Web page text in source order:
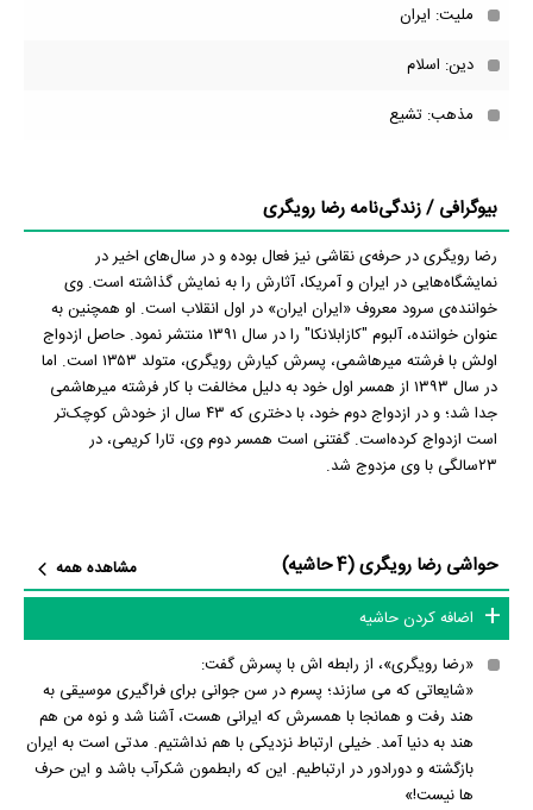
ملیت: ایران
دین: اسلام
مذهب: تشیع
بیوگرافی / زندگی‌نامه رضا رویگری
رضا رویگری در حرفه‌ی نقاشی نیز فعال بوده و در سال‌های اخیر در
نمایشگاه‌هایی در ایران و آمریکا، آثارش را به نمایش گذاشته است. وی
خواننده‌ی سرود معروف «ایران ایران» در اول انقلاب است. او همچنین به
عنوان خواننده، آلبوم "کازابلانکا" را در سال ۱۳۹۱ منتشر نمود. حاصل ازدواج
اولش با فرشته میرهاشمی، پسرش کیارش رویگری، متولد ۱۳۵۳ است. اما
در سال ۱۳۹۳ از همسر اول خود به دلیل مخالفت با کار فرشته میرهاشمی
جدا شد؛ و در ازدواج دوم خود، با دختری که ۴۳ سال از خودش کوچک‌تر
است ازدواج کرده‌است. گفتنی است همسر دوم وی، تارا کریمی، در
۲۳سالگی با وی مزدوج شد.
حواشی رضا رویگری (4 حاشیه)
مشاهده همه
اضافه کردن حاشیه
«رضا رویگری»، از رابطه اش با پسرش گفت:
«شایعاتی که می سازند؛ پسرم در سن جوانی برای فراگیری موسیقی به
هند رفت و همانجا با همسرش که ایرانی هست، آشنا شد و نوه من هم
هند به دنیا آمد. خیلی ارتباط نزدیکی با هم نداشتیم. مدتی است به ایران
بازگشته و دورادور در ارتباطیم. این که رابطمون شکرآب باشد و این حرف
ها نیست!»